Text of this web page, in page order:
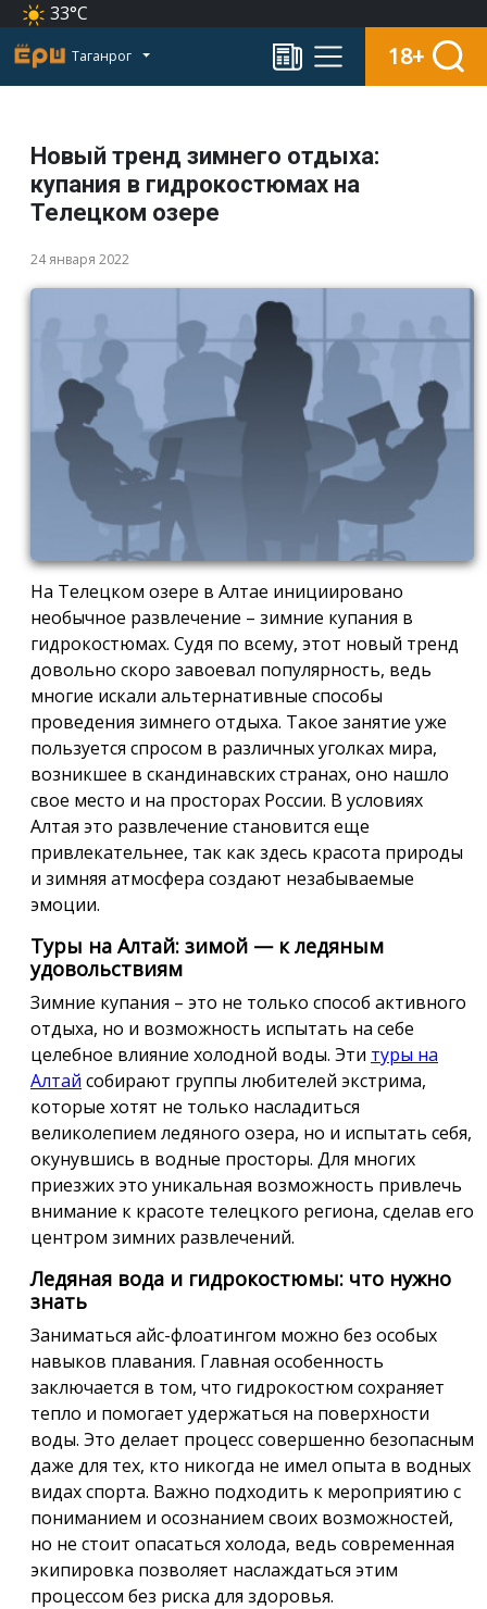
33°C
Таганрог 18+
Новый тренд зимнего отдыха:
купания в гидрокостюмах на
Телецком озере
24 января 2022
На Телецком озере в Алтае инициировано
необычное развлечение – зимние купания в
гидрокостюмах. Судя по всему, этот новый тренд
довольно скоро завоевал популярность, ведь
многие искали альтернативные способы
проведения зимнего отдыха. Такое занятие уже
пользуется спросом в различных уголках мира,
возникшее в скандинавских странах, оно нашло
свое место и на просторах России. В условиях
Алтая это развлечение становится еще
привлекательнее, так как здесь красота природы
и зимняя атмосфера создают незабываемые
эмоции.
Туры на Алтай: зимой — к ледяным
удовольствиям
Зимние купания – это не только способ активного
отдыха, но и возможность испытать на себе
целебное влияние холодной воды. Эти туры на
Алтай собирают группы любителей экстрима,
которые хотят не только насладиться
великолепием ледяного озера, но и испытать себя,
окунувшись в водные просторы. Для многих
приезжих это уникальная возможность привлечь
внимание к красоте телецкого региона, сделав его
центром зимних развлечений.
Ледяная вода и гидрокостюмы: что нужно
знать
Заниматься айс-флоатингом можно без особых
навыков плавания. Главная особенность
заключается в том, что гидрокостюм сохраняет
тепло и помогает удержаться на поверхности
воды. Это делает процесс совершенно безопасным
даже для тех, кто никогда не имел опыта в водных
видах спорта. Важно подходить к мероприятию с
пониманием и осознанием своих возможностей,
но не стоит опасаться холода, ведь современная
экипировка позволяет наслаждаться этим
процессом без риска для здоровья.